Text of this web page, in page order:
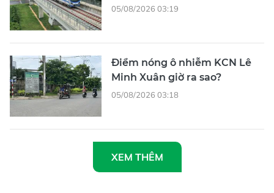
05/08/2026 03:19
Điểm nóng ô nhiễm KCN Lê
Minh Xuân giờ ra sao?
05/08/2026 03:18
XEM THÊM